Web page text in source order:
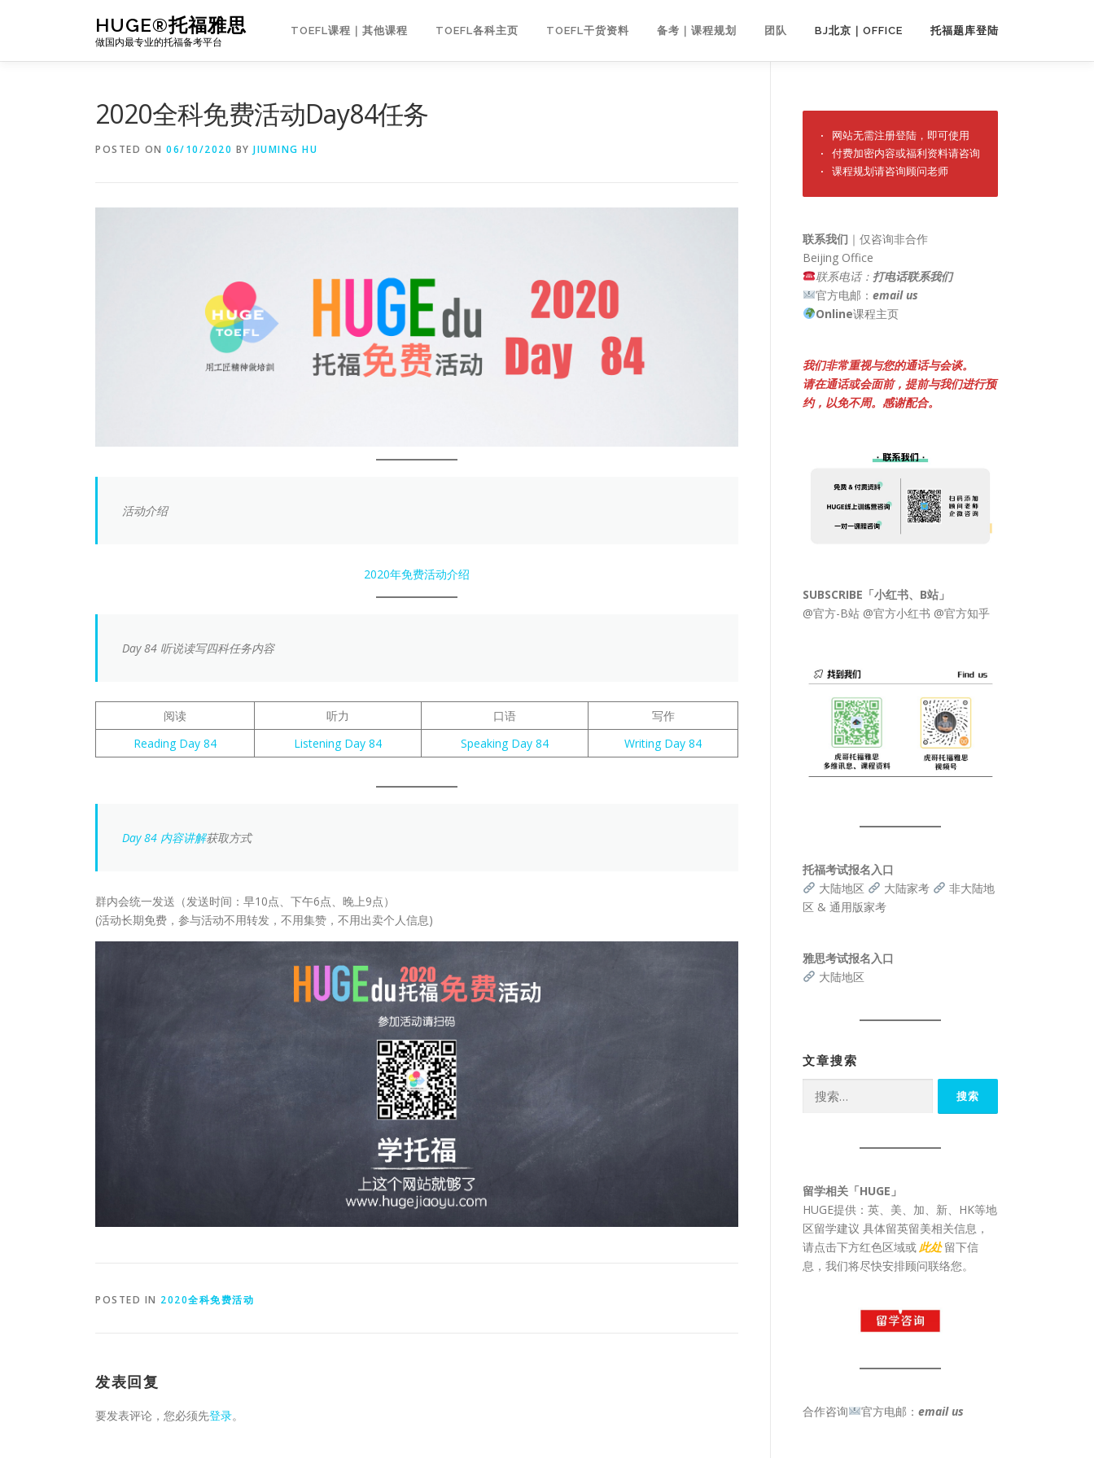
HUGE®托福雅思
做国内最专业的托福备考平台
TOEFL课程｜其他课程 TOEFL各科主页 TOEFL干货资料 备考｜课程规划 团队 BJ北京｜OFFICE 托福题库登陆
2020全科免费活动Day84任务
POSTED ON 06/10/2020 BY JIUMING HU
活动介绍
2020年免费活动介绍
Day 84 听说读写四科任务内容
阅读 听力 口语
写作
Reading Day 84
Listening Day 84 Speaking Day 84 Writing Day 84
Day 84 内容讲解获取方式
群内会统一发送（发送时间：早10点、下午6点、晚上9点）
(活动长期免费，参与活动不用转发，不用集赞，不用出卖个人信息)
POSTED IN 2020全科免费活动
发表回复
要发表评论，您必须先登录。
· 网站无需注册登陆，即可使用
· 付费加密内容或福利资料请咨询
· 课程规划请咨询顾问老师
联系我们 ｜仅咨询非合作
Beijing Office
联系电话： 打电话联系我们
官方电邮： email us
Online课程主页
我们非常重视与您的通话与会谈。
请在通话或会面前，提前与我们进行预
约，以免不周。感谢配合。
SUBSCRIBE「小红书、B站」
@官方-B站 @官方小红书 @官方知乎
托福考试报名入口
大陆地区
大陆家考
非大陆地
区 & 通用版家考
雅思考试报名入口
大陆地区
文章搜索
索：
留学相关「HUGE」
HUGE提供：英、美、加、新、HK等地
区留学建议 具体留英留美相关信息，
请点击下方红色区域或此处 留下信
息，我们将尽快安排顾问联络您。
合作咨询 官方电邮： email us